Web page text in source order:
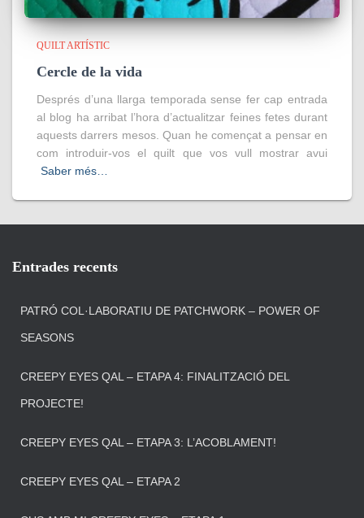
QUILT ARTÍSTIC
Cercle de la vida
Després d’una llarga temporada sense fer cap entrada
al blog ha arribat l’hora d’actualitzar feines fetes durant
aquests darrers mesos. Quan he començat a pensar en
com introduir-vos el quilt que vos vull mostrar avui
Saber més…
Entrades recents
PATRÓ COL·LABORATIU DE PATCHWORK – POWER OF
SEASONS
CREEPY EYES QAL – ETAPA 4: FINALITZACIÓ DEL
PROJECTE!
CREEPY EYES QAL – ETAPA 3: L’ACOBLAMENT!
CREEPY EYES QAL – ETAPA 2